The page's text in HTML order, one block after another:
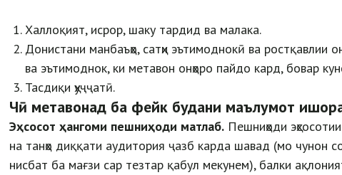
Халлоқият, исрор, шаку тардид ва малака.
Донистани манбаъҳо, сатҳи эътимоднокӣ ва ростқавлии
ва эътимоднок, ки метавон онҳоро пайдо кард, бовар
Тасдиқи ҳуҷҷатӣ.
Чӣ метавонад ба фейк будани маълумот
Эҳсосот ҳангоми пешниҳоди матлаб. Пешниҳоди
на танҳо диққати аудитория ҷазб карда шавад (мо чунон
нисбат ба мағзи сар тезтар қабул мекунем), балки